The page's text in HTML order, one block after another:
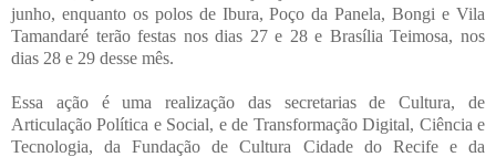
junho, enquanto os polos de Ibura, Poço da Panela, Bongi e Vila
Tamandaré terão festas nos dias 27 e 28 e Brasília Teimosa, nos
dias 28 e 29 desse mês.
Essa ação é uma realização das secretarias de Cultura, de
Articulação Política e Social, e de Transformação Digital, Ciência e
Tecnologia, da Fundação de Cultura Cidade do Recife e da